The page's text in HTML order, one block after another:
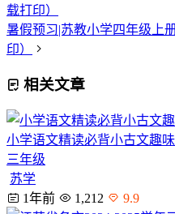
载打印）
暑假预习|苏教小学四年级上
印）
相关文章
小学语文精读必背小古文趣
三年级
苏学
1年前
1,212 9.9